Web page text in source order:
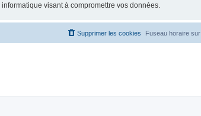
visant à compromettre vos données.
Fuseau horaire sur
Supprimer les cookies